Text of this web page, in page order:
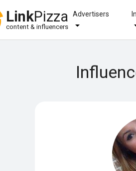
LinkPizza
content & influencers
Advertisers